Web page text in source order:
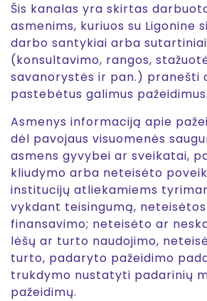
Šis kanalas yra skirtas
asmenims, kuriuos su Ligonine
darbo santykiai arba
(konsultavimo, rangos,
savanorystės ir pan.) pranešti
pastebėtus galimus pažeidimus.
Asmenys informaciją apie
dėl pavojaus visuomenės
asmens gyvybei ar sveikatai,
kliudymo arba neteisėto
institucijų atliekamiems
vykdant teisingumą,
finansavimo; neteisėto ar
lėšų ar turto naudojimo,
turto, padaryto pažeidimo
trukdymo nustatyti padarinių
pažeidimų.